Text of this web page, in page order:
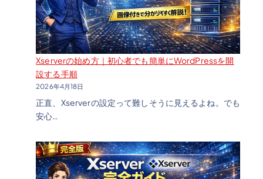
Xserverの始め方｜初心者でも簡単にWordPressを開
設する手順
2026年4月18日
正直、Xserverの設定って難しそうに見えるよね。でも
安心…